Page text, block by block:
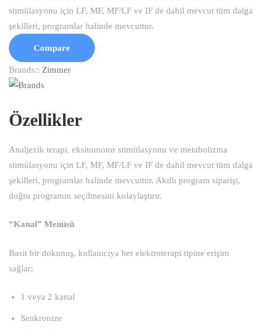
stimülasyonu için LF, MF, MF/LF ve IF de dahil mevcut tüm dalga
şekilleri, programlar halinde mevcuttur.
Compare
Brands:: Zimmer
Özellikler
Analjezik terapi, eksitomotor stimülasyonu ve metabolizma
stimülasyonu için LF, MF, MF/LF ve IF de dahil mevcut tüm dalga
şekilleri, programlar halinde mevcuttur. Akıllı program siparişi,
doğru programın seçilmesini kolaylaştırır.
“Kanal” Menüsü
Basit bir dokunuş, kullanıcıya her elektroterapi tipine erişim
sağlar;
1 veya 2 kanal
Senkronize